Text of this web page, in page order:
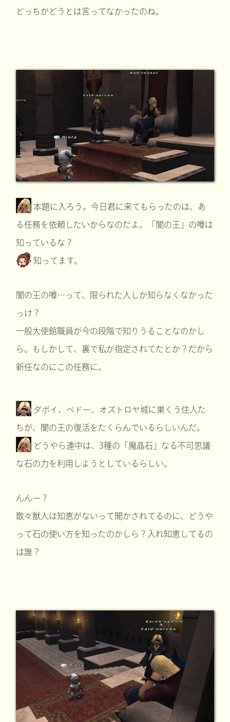
どっちがどうとは言ってなかったのね。
本題に入ろう。今日君に来てもらったのは、あ
る任務を依頼したいからなのだよ。「闇の王」の噂は
知っているな？
知ってます。
闇の王の噂…って、限られた人しか知らなくなかった
っけ？
一般大使館職員が今の段階で知りうることなのかし
ら。もしかして、裏で私が指定されてたとか？だから
新任なのにこの任務に。
ダボイ、ベドー、オズトロヤ城に巣くう住人た
ちが、闇の王の復活をたくらんでいるらしいんだ。
どうやら連中は、3種の「魔晶石」なる不可思議
な石の力を利用しようとしているらしい。
んんー？
散々獣人は知恵がないって聞かされてるのに、どうや
って石の使い方を知ったのかしら？入れ知恵してるの
は誰？